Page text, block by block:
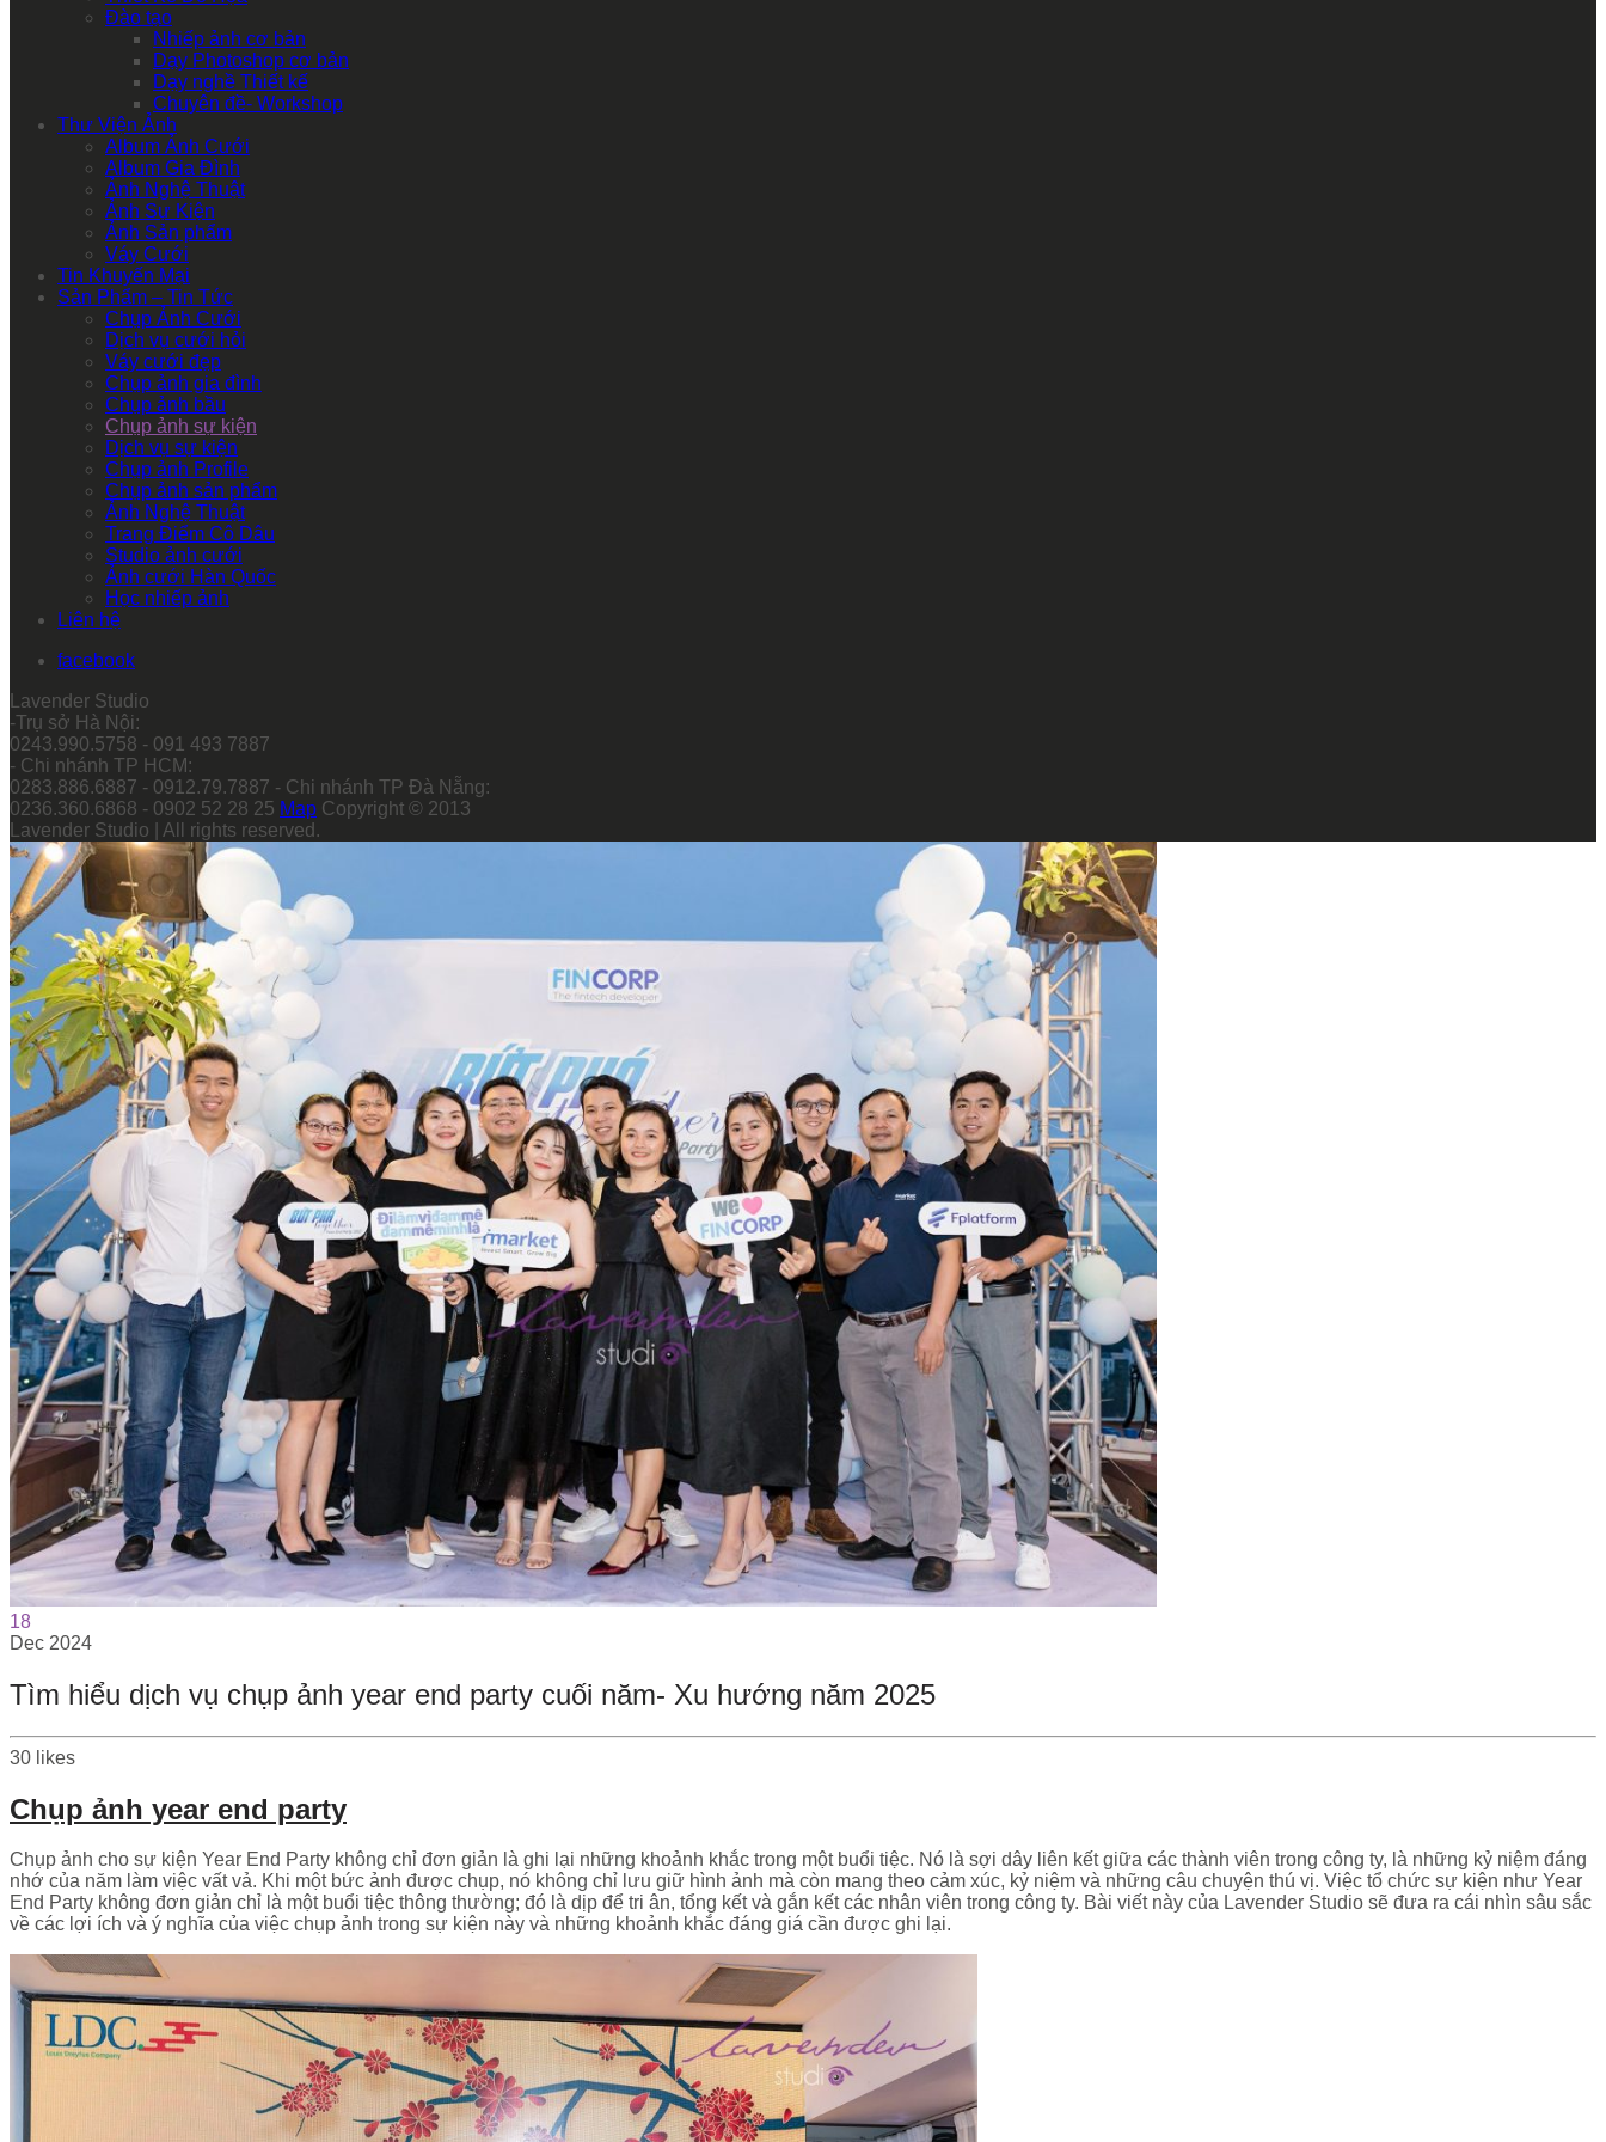
Đào tạo
Nhiếp ảnh cơ bản
Dạy Photoshop cơ bản
Dạy nghề Thiết kế
Chuyên đề- Workshop
Thư Viện Ảnh
Album Ảnh Cưới
Album Gia Đình
Ảnh Nghệ Thuật
Ảnh Sự Kiện
Ảnh Sản phẩm
Váy Cưới
Tin Khuyến Mại
Sản Phẩm – Tin Tức
Chụp Ảnh Cưới
Dịch vụ cưới hỏi
Váy cưới đẹp
Chụp ảnh gia đình
Chụp ảnh bầu
Chụp ảnh sự kiện
Dịch vụ sự kiện
Chụp ảnh Profile
Chụp ảnh sản phẩm
Ảnh Nghệ Thuật
Trang Điểm Cô Dâu
Studio ảnh cưới
Ảnh cưới Hàn Quốc
Học nhiếp ảnh
Liên hệ
facebook
Lavender Studio
-Trụ sở Hà Nội:
0243.990.5758 - 091 493 7887
- Chi nhánh TP HCM:
0283.886.6887 - 0912.79.7887 - Chi nhánh TP Đà Nẵng:
0236.360.6868 - 0902 52 28 25 Map Copyright © 2013
Lavender Studio | All rights reserved.
18
Dec 2024
Tìm hiểu dịch vụ chụp ảnh year end party cuối năm- Xu hướng năm 2025
30 likes
Chụp ảnh year end party
Chụp ảnh cho sự kiện Year End Party không chỉ đơn giản là ghi lại những khoảnh khắc trong một buổi tiệc. Nó là sợi dây liên kết giữa các thành viên trong công ty, là những kỷ niệm đáng
nhớ của năm làm việc vất vả. Khi một bức ảnh được chụp, nó không chỉ lưu giữ hình ảnh mà còn mang theo cảm xúc, kỷ niệm và những câu chuyện thú vị. Việc tổ chức sự kiện như Year
End Party không đơn giản chỉ là một buổi tiệc thông thường; đó là dịp để tri ân, tổng kết và gắn kết các nhân viên trong công ty. Bài viết này của Lavender Studio sẽ đưa ra cái nhìn sâu sắc
về các lợi ích và ý nghĩa của việc chụp ảnh trong sự kiện này và những khoảnh khắc đáng giá cần được ghi lại.